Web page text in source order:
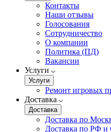
Контакты
Наши отзывы
Голосования
Сотрудничество
О компании
Политика (ПД)
Вакансии
Услуги
Услуги
Ремонт игровых
Доставка
Доставка
Доставка по
Доставка по РФ